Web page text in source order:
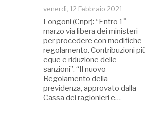
venerdì, 12 Febbraio 2021
Longoni (Cnpr): “Entro 1°
marzo via libera dei ministeri
per procedere con modifiche
regolamento. Contribuzioni
eque e riduzione delle
sanzioni”. “Il nuovo
Regolamento della
previdenza, approvato dalla
Cassa dei ragionieri e…